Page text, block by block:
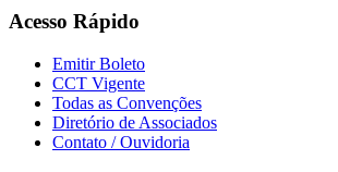
Acesso Rápido
Emitir Boleto
CCT Vigente
Todas as Convenções
Diretório de Associados
Contato / Ouvidoria